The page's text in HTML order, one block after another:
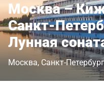
Москва –
Санкт-
Лунная
Москва Санкт-Петербург